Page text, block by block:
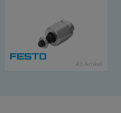
43 Ar­ti­kel